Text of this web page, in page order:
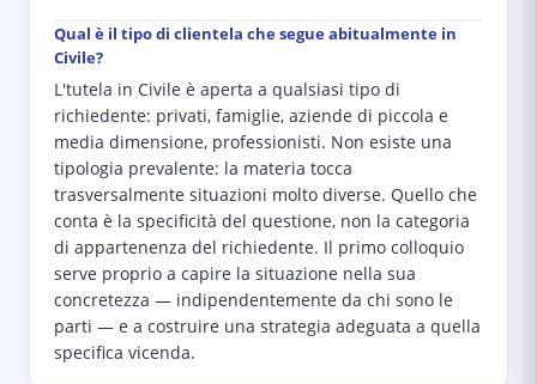
Qual è il tipo di clientela che segue abitualmente in
Civile?
L'tutela in Civile è aperta a qualsiasi tipo di
richiedente: privati, famiglie, aziende di piccola e
media dimensione, professionisti. Non esiste una
tipologia prevalente: la materia tocca
trasversalmente situazioni molto diverse. Quello che
conta è la specificità del questione, non la categoria
di appartenenza del richiedente. Il primo colloquio
serve proprio a capire la situazione nella sua
concretezza — indipendentemente da chi sono le
parti — e a costruire una strategia adeguata a quella
specifica vicenda.